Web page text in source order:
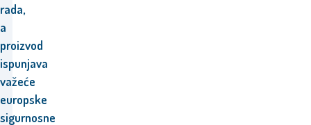
rada,
a
proizvod
ispunjava
važeće
europske
sigurnosne